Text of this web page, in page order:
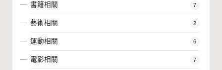
書籍相關 7
藝術相關 2
運動相關 6
電影相關 7